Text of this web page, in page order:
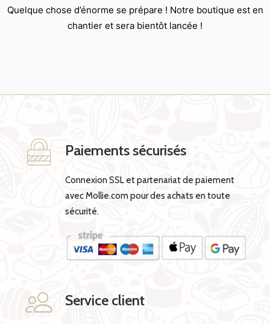
Quelque chose d’énorme se prépare ! Notre boutique est en
chantier et sera bientôt lancée !
Paiements sécurisés
Connexion SSL et partenariat de paiement
avec Mollie.com pour des achats en toute
sécurité.
Service client